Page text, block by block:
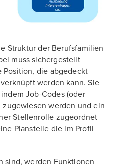
Struktur der Berufsfamilien
muss sichergestellt
Position, die abgedeckt
werden kann. Sie
Job-Codes (oder
werden und ein
Stellenrolle zugeordnet
Planstelle die im Profil
sind, werden Funktionen